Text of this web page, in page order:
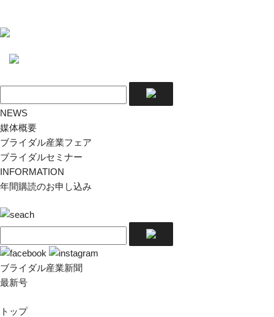
NEWS
媒体概要
ブライダル産業フェア
ブライダルセミナー
INFORMATION
年間購読のお申し込み
ブライダル産業新聞
最新号
トップ